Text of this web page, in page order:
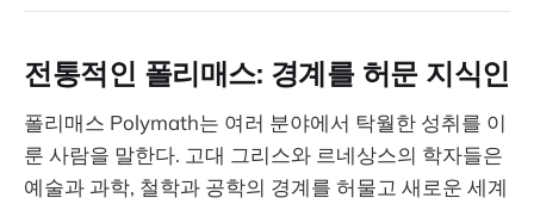
전통적인 폴리매스: 경계를 허문 지식인
폴리매스 Polymath는 여러 분야에서 탁월한 성취를 이
룬 사람을 말한다. 고대 그리스와 르네상스의 학자들은
예술과 과학, 철학과 공학의 경계를 허물고 새로운 세계